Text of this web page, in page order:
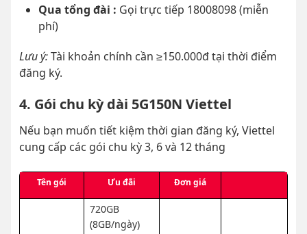
Qua tổng đài : Gọi trực tiếp 18008098 (miễn
phí)
Lưu ý:Tài khoản chính cần ≥150.000đ tại thời điểm
đăng ký.
4. Gói chu kỳ dài 5G150N Viettel
Nếu bạn muốn tiết kiệm thời gian đăng ký, Viettel
cung cấp các gói chu kỳ 3, 6 và 12 tháng
Tên gói Ưu đãi Đơn giá
720GB
(8GB/ngày)